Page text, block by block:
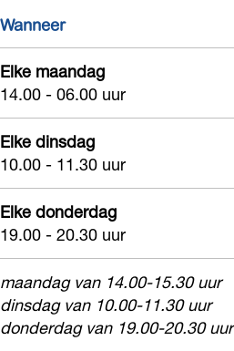
s
e
-
l
c
a
é
s
s
e
-
T
a
a
l
c
a
f
Wanneer
Elke maandag
14.00 - 06.00 uur
Elke dinsdag
10.00 - 11.30 uur
Elke donderdag
19.00 - 20.30 uur
maandag van 14.00-15.30 uur
dinsdag van 10.00-11.30 uur
donderdag van 19.00-20.30 uur